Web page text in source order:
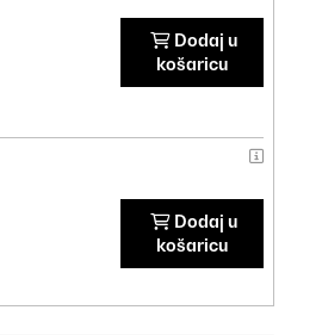
Dodaj u
košaricu
Dodaj u
košaricu